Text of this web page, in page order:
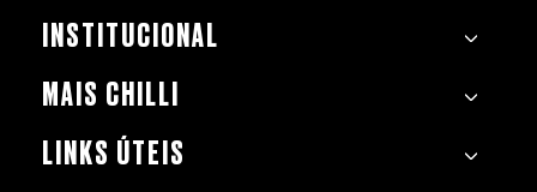
INSTITUCIONAL
MAIS CHILLI
LINKS ÚTEIS